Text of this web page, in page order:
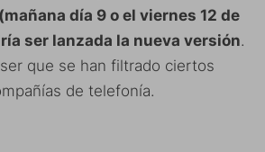
día 9 o el viernes 12 de
ser lanzada la nueva versión.
que se han filtrado ciertos
de telefonía.